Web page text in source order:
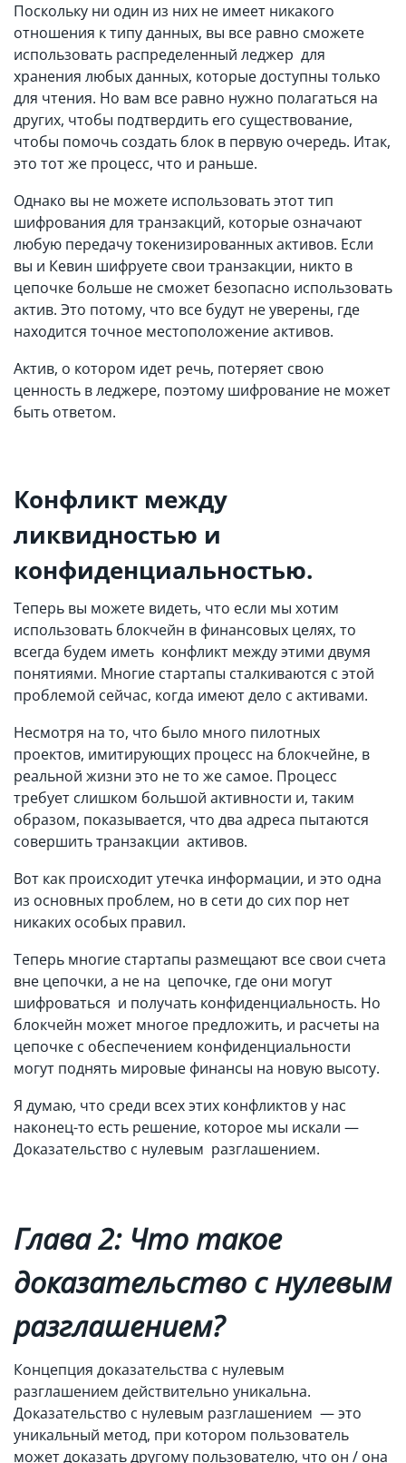
Поскольку ни один из них не имеет никакого
отношения к типу данных, вы все равно сможете
использовать распределенный леджер для
хранения любых данных, которые доступны только
для чтения. Но вам все равно нужно полагаться на
других, чтобы подтвердить его существование,
чтобы помочь создать блок в первую очередь. Итак,
это тот же процесс, что и раньше.
Однако вы не можете использовать этот тип
шифрования для транзакций, которые означают
любую передачу токенизированных активов. Если
вы и Кевин шифруете свои транзакции, никто в
цепочке больше не сможет безопасно использовать
актив. Это потому, что все будут не уверены, где
находится точное местоположение активов.
Актив, о котором идет речь, потеряет свою
ценность в леджере, поэтому шифрование не может
быть ответом.
Конфликт между
ликвидностью и
конфиденциальностью.
Теперь вы можете видеть, что если мы хотим
использовать блокчейн в финансовых целях, то
всегда будем иметь конфликт между этими двумя
понятиями. Многие стартапы сталкиваются с этой
проблемой сейчас, когда имеют дело с активами.
Несмотря на то, что было много пилотных
проектов, имитирующих процесс на блокчейне, в
реальной жизни это не то же самое. Процесс
требует слишком большой активности и, таким
образом, показывается, что два адреса пытаются
совершить транзакции активов.
Вот как происходит утечка информации, и это одна
из основных проблем, но в сети до сих пор нет
никаких особых правил.
Теперь многие стартапы размещают все свои счета
вне цепочки, а не на цепочке, где они могут
шифроваться и получать конфиденциальность. Но
блокчейн может многое предложить, и расчеты на
цепочке с обеспечением конфиденциальности
могут поднять мировые финансы на новую высоту.
Я думаю, что среди всех этих конфликтов у нас
наконец-то есть решение, которое мы искали —
Доказательство с нулевым разглашением.
Глава 2: Что такое
доказательство с нулевым
разглашением?
Концепция доказательства с нулевым
разглашением действительно уникальна.
Доказательство с нулевым разглашением — это
уникальный метод, при котором пользователь
может доказать другому пользователю, что он / она